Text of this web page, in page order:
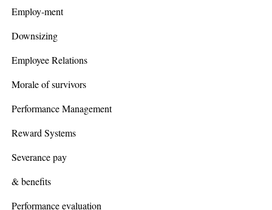
Employ-ment
Downsizing
Employee Relations
Morale of survivors
Performance Management
Reward Systems
Severance pay
& benefits
Performance evaluation